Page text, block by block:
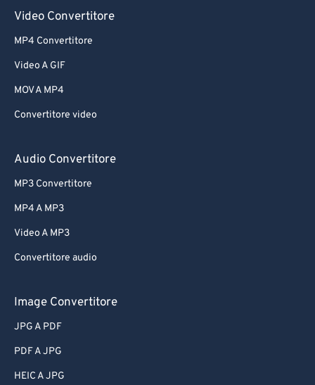
Video Convertitore
MP4 Convertitore
Video A GIF
MOV A MP4
Convertitore video
Audio Convertitore
MP3 Convertitore
MP4 A MP3
Video A MP3
Convertitore audio
Image Convertitore
JPG A PDF
PDF A JPG
HEIC A JPG